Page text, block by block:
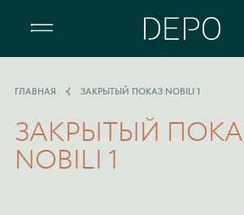
ГЛАВНАЯ ЗАКРЫТЫЙ ПОКАЗ NOBILI 1
ЗАКРЫТЫЙ
NOBILI 1